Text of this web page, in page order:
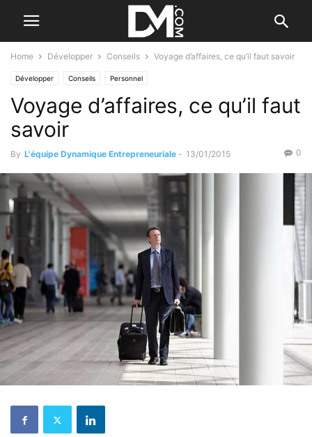
Home Développer Conseils Voyage d’affaires, ce qu’il faut savoir
Développer Conseils Personnel
Voyage d’affaires, ce qu’il faut
savoir
By L'équipe Dynamique Entrepreneuriale - 13/01/2015 0